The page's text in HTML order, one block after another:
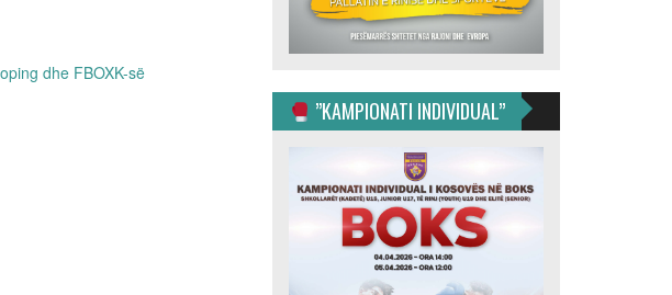
dhe FBOXK-së
”KAMPIONATI INDIVIDUAL”